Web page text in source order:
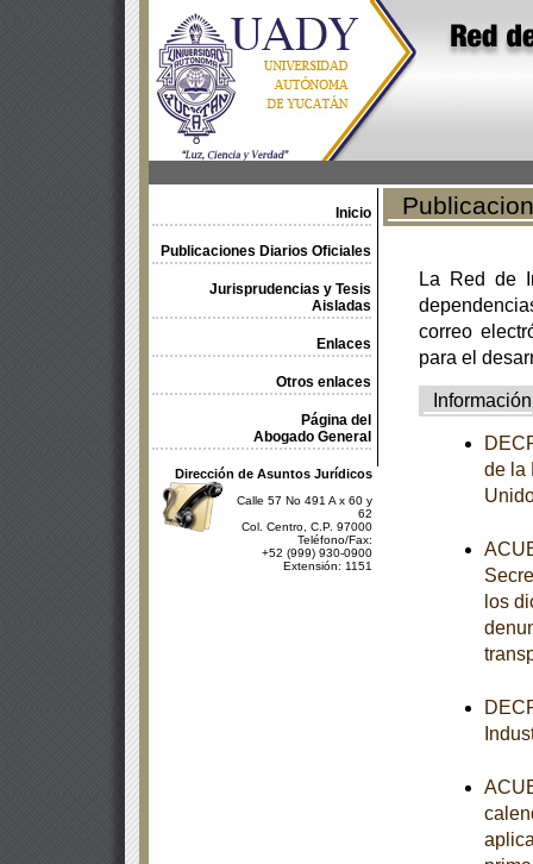
Inicio
Publicaciones Diarios Oficiales
Jurisprudencias y Tesis
Aisladas
Enlaces
Otros enlaces
Página del
Abogado General
Dirección de Asuntos Jurídicos
Calle 57 No 491 A x 60 y
62
Col. Centro, C.P. 97000
Teléfono/Fax:
+52 (999) 930-0900
Extensión: 1151
La Red de
correo
para el
Información
de la
los